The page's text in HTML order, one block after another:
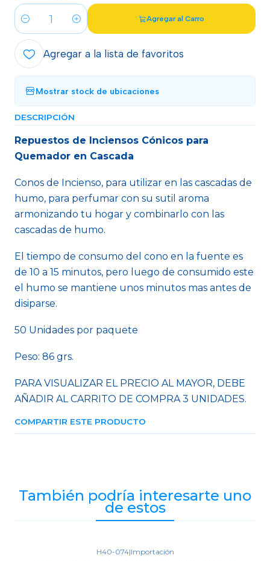
Cantidad
Agregar al Carro
Agregar a la lista de favoritos
Mostrar stock de ubicaciones
DESCRIPCIÓN
Repuestos de Inciensos Cónicos para
Quemador en Cascada
Conos de Incienso, para utilizar en las cascadas de
humo, para perfumar con su sutil aroma
armonizando tu hogar y combinarlo con las
cascadas de humo.
El tiempo de consumo del cono en la fuente es
de 10 a 15 minutos, pero luego de consumido este
el humo se mantiene unos minutos mas antes de
disiparse.
50 Unidades por paquete
Peso: 86 grs.
PARA VISUALIZAR EL PRECIO AL MAYOR, DEBE
AÑADIR AL CARRITO DE COMPRA 3 UNIDADES.
COMPARTIR ESTE PRODUCTO
También podría interesarte uno
de estos
H40-074|Importación